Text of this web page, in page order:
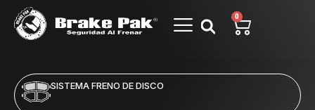
0
SISTEMA FRENO DE DISCO